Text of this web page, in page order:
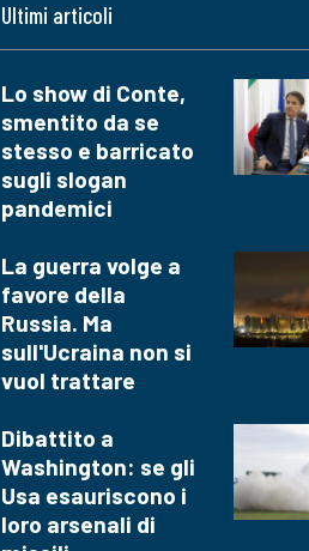
Ultimi articoli
Lo show di Conte,
smentito da se
stesso e barricato
sugli slogan
pandemici
La guerra volge a
favore della
Russia. Ma
sull'Ucraina non si
vuol trattare
Dibattito a
Washington: se gli
Usa esauriscono i
loro arsenali di